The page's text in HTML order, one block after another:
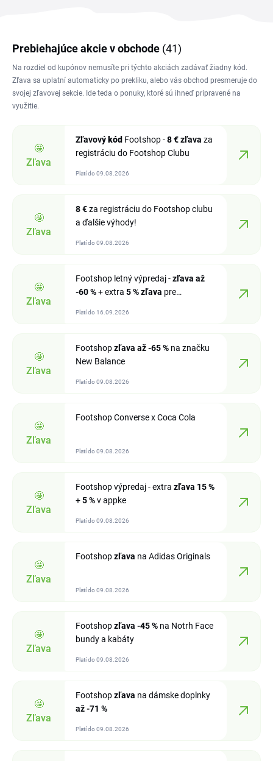
Prebiehajúce akcie v obchode (41)
Na rozdiel od kupónov nemusíte pri týchto akciách zadávať žiadny kód.
Zľava sa uplatní automaticky po prekliku, alebo vás obchod presmeruje do
svojej zľavovej sekcie. Ide teda o ponuky, ktoré sú ihneď pripravené na
využitie.
🤩
Zľava
Zľavový kód Footshop -8 €zľava za
registráciu do Footshop Clubu
Platí do 09.08.2026
🤩
Zľava
8 €za registráciu do Footshop clubu
a ďalšie výhody!
Platí do 09.08.2026
🤩
Zľava
Footshop letný výpredaj -zľava až
-60 %+ extra 5 %zľava pre
Platí do 16.09.2026
🤩
Zľava
Footshopzľava až -65 % na značku
New Balance
Platí do 09.08.2026
🤩
Zľava
Footshop Converse x Coca Cola
Platí do 09.08.2026
🤩
Zľava
Footshop výpredaj - extra zľava 15 %
+5 %v appke
Platí do 09.08.2026
🤩
Zľava
Footshopzľava na Adidas Originals
Platí do 09.08.2026
🤩
Zľava
Footshopzľava -45 % na Notrh Face
bundy a kabáty
Platí do 09.08.2026
🤩
Zľava
Footshopzľava na dámske doplnky
až -71 %
Platí do 09.08.2026